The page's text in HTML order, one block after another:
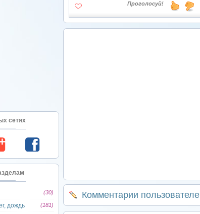
сетях
(30)
дождь (181)
Проголосуй!
Комментарии